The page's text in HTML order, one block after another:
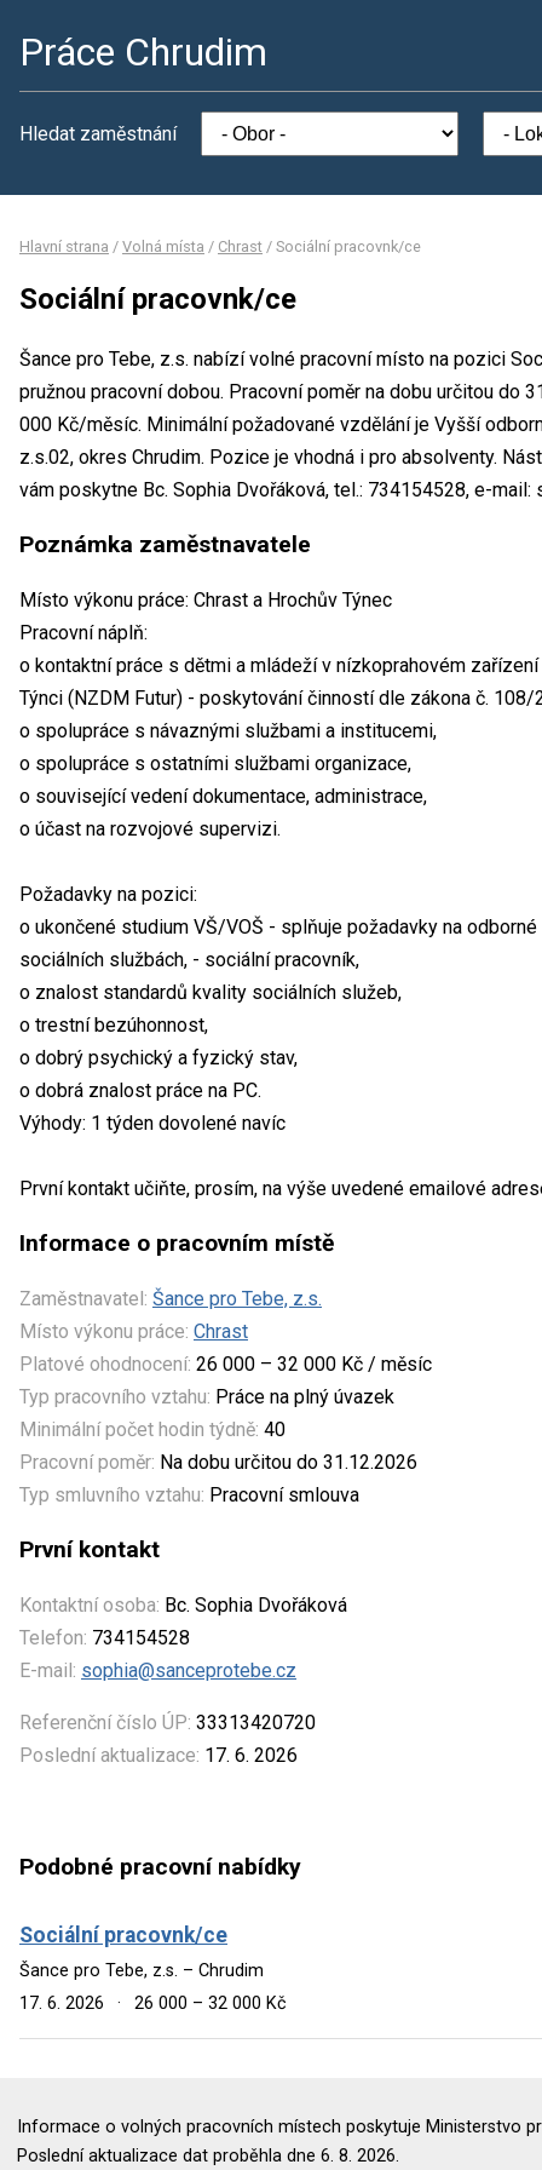
Práce Chrudim
Hledat zaměstnání
Hlavní strana / Volná místa / Chrast / Sociální pracovnk/ce
Sociální pracovnk/ce
Šance pro Tebe, z.s. nabízí volné pracovní místo na pozici
pružnou pracovní dobou. Pracovní poměr na dobu určitou do
000 Kč/měsíc. Minimální požadované vzdělání je Vyšší
z.s.02, okres Chrudim. Pozice je vhodná i pro absolventy.
vám poskytne Bc. Sophia Dvořáková, tel.: 734154528, e-mail:
Poznámka zaměstnavatele
Místo výkonu práce: Chrast a Hrochův Týnec
Pracovní náplň:
o kontaktní práce s dětmi a mládeží v nízkoprahovém
Týnci (NZDM Futur) - poskytování činností dle zákona č. 108/
o spolupráce s návaznými službami a institucemi,
o spolupráce s ostatními službami organizace,
o související vedení dokumentace, administrace,
o účast na rozvojové supervizi.
Požadavky na pozici:
o ukončené studium VŠ/VOŠ - splňuje požadavky na
sociálních službách, - sociální pracovník,
o znalost standardů kvality sociálních služeb,
o trestní bezúhonnost,
o dobrý psychický a fyzický stav,
o dobrá znalost práce na PC.
Výhody: 1 týden dovolené navíc
První kontakt učiňte, prosím, na výše uvedené emailové
Informace o pracovním místě
Zaměstnavatel: Šance pro Tebe, z.s.
Místo výkonu práce: Chrast
Platové ohodnocení: 26 000 – 32 000 Kč / měsíc
Typ pracovního vztahu: Práce na plný úvazek
Minimální počet hodin týdně: 40
Pracovní poměr: Na dobu určitou do 31.12.2026
Typ smluvního vztahu: Pracovní smlouva
První kontakt
Kontaktní osoba: Bc. Sophia Dvořáková
Telefon: 734154528
E-mail: sophia@sanceprotebe.cz
Referenční číslo ÚP: 33313420720
Poslední aktualizace: 17. 6. 2026
Podobné pracovní nabídky
Sociální pracovnk/ce
Šance pro Tebe, z.s. – Chrudim
17. 6. 2026
· 26 000 – 32 000 Kč
Informace o volných pracovních místech poskytuje Ministerstvo
Poslední aktualizace dat proběhla dne 6. 8. 2026.